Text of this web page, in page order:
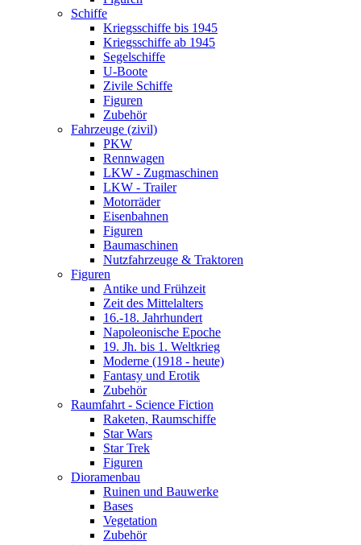
Schiffe
Kriegsschiffe bis 1945
Kriegsschiffe ab 1945
Segelschiffe
U-Boote
Zivile Schiffe
Figuren
Zubehör
Fahrzeuge (zivil)
PKW
Rennwagen
LKW - Zugmaschinen
LKW - Trailer
Motorräder
Eisenbahnen
Figuren
Baumaschinen
Nutzfahrzeuge & Traktoren
Figuren
Antike und Frühzeit
Zeit des Mittelalters
16.-18. Jahrhundert
Napoleonische Epoche
19. Jh. bis 1. Weltkrieg
Moderne (1918 - heute)
Fantasy und Erotik
Zubehör
Raumfahrt - Science Fiction
Raketen, Raumschiffe
Star Wars
Star Trek
Figuren
Dioramenbau
Ruinen und Bauwerke
Bases
Vegetation
Zubehör